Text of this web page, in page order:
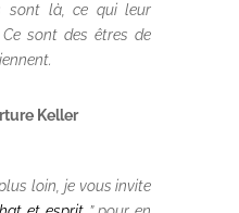
sont là, ce qui leur
sont des êtres de
Keller
loin, je vous invite